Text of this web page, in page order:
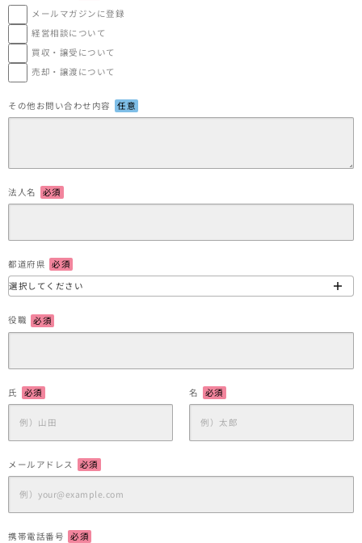
メールマガジンに登録
経営相談について
買収・譲受について
売却・譲渡について
その他お問い合わせ内容 任意
法人名 必須
都道府県 必須
役職 必須
氏 必須 名 必須
メールアドレス 必須
携帯電話番号 必須